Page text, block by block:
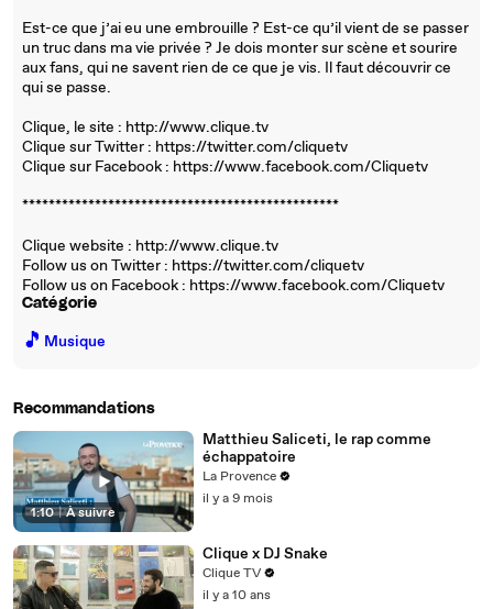
Est-ce que j’ai eu une embrouille ? Est-ce qu’il vient de se passer
un truc dans ma vie privée ? Je dois monter sur scène et sourire
aux fans, qui ne savent rien de ce que je vis. Il faut découvrir ce
qui se passe.
Clique, le site : http://www.clique.tv
Clique sur Twitter : https://twitter.com/cliquetv
Clique sur Facebook : https://www.facebook.com/Cliquetv
****************************************­********
Clique website : http://www.clique.tv
Follow us on Twitter : https://twitter.com/cliquetv
Follow us on Facebook : https://www.facebook.com/Cliquetv
Catégorie
🎵 Musique
Recommandations
1:10 | À suivre
Matthieu Saliceti, le rap comme
échappatoire
La Provence
il y a 9 mois
Clique x DJ Snake
Clique TV
il y a 10 ans